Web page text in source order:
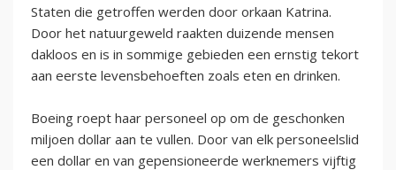
Staten die getroffen werden door orkaan Katrina.
Door het natuurgeweld raakten duizende mensen
dakloos en is in sommige gebieden een ernstig tekort
aan eerste levensbehoeften zoals eten en drinken.
Boeing roept haar personeel op om de geschonken
miljoen dollar aan te vullen. Door van elk personeelslid
een dollar en van gepensioneerde werknemers vijftig